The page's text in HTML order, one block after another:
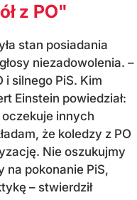
z PO"
stan posiadania
niezadowolenia. –
i silnego PiS. Kim
Einstein powiedział:
innych
że koledzy z PO
Nie oszukujmy
na pokonanie PiS,
– stwierdził